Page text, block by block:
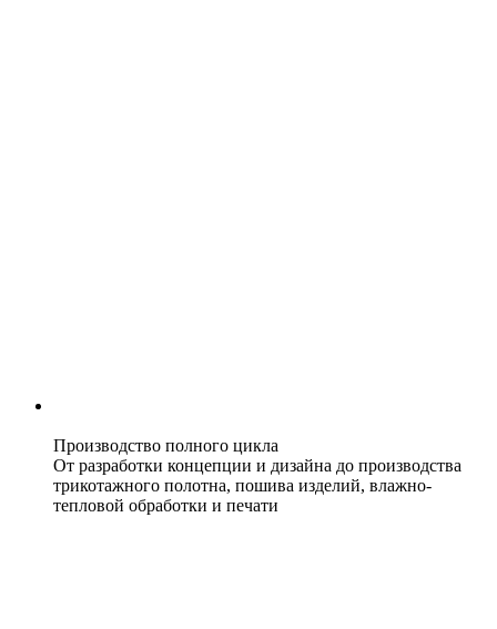
Производство полного цикла
От разработки концепции и дизайна до производства
трикотажного полотна, пошива изделий, влажно-
тепловой обработки и печати